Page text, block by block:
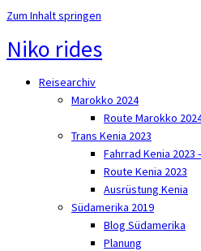
Zum Inhalt springen
Niko rides
Reisearchiv
Marokko 2024
Route Marokko
Trans Kenia 2023
Fahrrad Kenia 2023
Route Kenia 2023
Ausrüstung Kenia
Südamerika 2019
Blog Südamerika
Planung